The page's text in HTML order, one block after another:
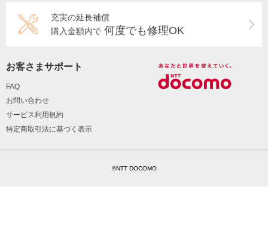
充実の延長補償
購入金額内で 何度でも修理OK
お客さまサポート
FAQ
お問い合わせ
サービス利用規約
特定商取引法に基づく表示
©NTT DOCOMO